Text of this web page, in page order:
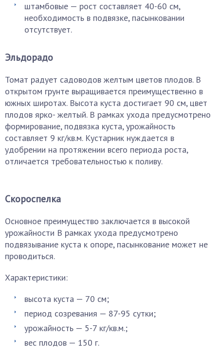
штамбовые — рост составляет 40-60 см,
необходимость в подвязке, пасынковании
отсутствует.
Эльдорадо
Томат радует садоводов желтым цветов плодов. В
открытом грунте выращивается преимущественно в
южных широтах. Высота куста достигает 90 см, цвет
плодов ярко- желтый. В рамках ухода предусмотрено
формирование, подвязка куста, урожайность
составляет 9 кг/кв.м. Кустарник нуждается в
удобрении на протяжении всего периода роста,
отличается требовательностью к поливу.
Скороспелка
Основное преимущество заключается в высокой
урожайности В рамках ухода предусмотрено
подвязывание куста к опоре, пасынкование может не
проводиться.
Характеристики:
высота куста — 70 см;
период созревания — 87-95 сутки;
урожайность — 5-7 кг/кв.м.;
вес плодов — 150 г.